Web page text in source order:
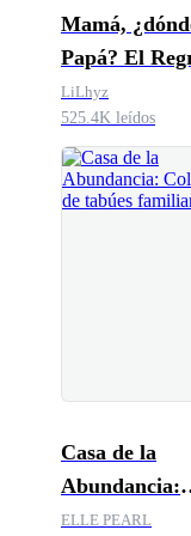
Mamá,
Papá? El
los hijos
LiLhyz
525.4K leídos
Casa de la
Abundancia:
Colección de
ELLE PEARL